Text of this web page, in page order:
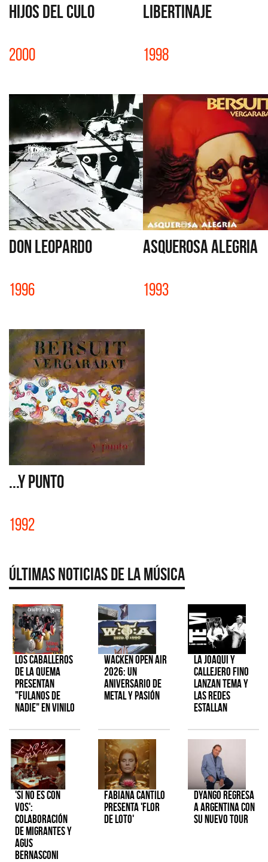
HIJOS DEL CULO
2000
LIBERTINAJE
1998
DON LEOPARDO
1996
ASQUEROSA ALEGRIA
1993
...Y PUNTO
1992
Últimas Noticias de la Música
Los Caballeros
de la Quema
presentan
"Fulanos de
Nadie" en vinilo
Wacken Open Air
2026: Un
aniversario de
metal y pasión
La Joaqui y
Callejero Fino
lanzan tema y
las redes
estallan
'Si No Es Con
Vos':
colaboración
de Migrantes y
Agus
Bernasconi
Fabiana Cantilo
presenta 'Flor
de Loto'
Dyango regresa
a Argentina con
su nuevo tour